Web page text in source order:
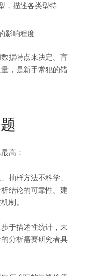
，描述各类型特
影响程度
据特点来决定。盲
，是新手常犯的错
高：
抽样方法不科学、
结论的可靠性。建
制。
于描述性统计，未
分析需要研究者具